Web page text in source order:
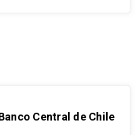
Central de Chile